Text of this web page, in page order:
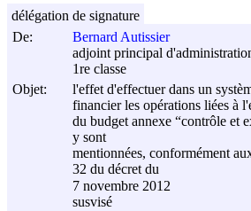
De:
Bernard Autissier
adjoint principal
1re classe
Objet:
l'effet d'effectuer dans un
financier les opérations liées à
du budget annexe “contrôle et
y sont
mentionnées, conformément
32 du décret du
7 novembre 2012
susvisé
délégation de signature